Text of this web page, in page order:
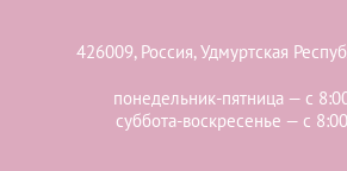
426009, Россия, Удмуртская
понедельник-пятница — с
суббота-воскресенье — с